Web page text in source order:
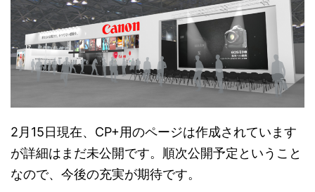
2月15日現在、CP+用のページは作成されています
が詳細はまだ未公開です。順次公開予定ということ
なので、今後の充実が期待です。